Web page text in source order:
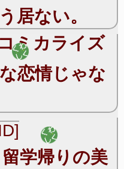
居ない。
ミカライズ
恋情じゃな
留学帰りの美